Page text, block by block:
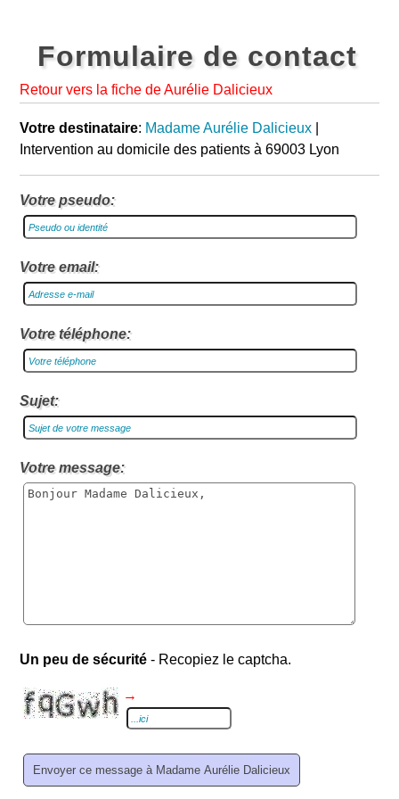
Formulaire de contact
Retour vers la fiche de Aurélie Dalicieux
Votre destinataire: Madame Aurélie Dalicieux
Intervention au domicile des patients à 69003 Lyon
Votre pseudo:
Votre email:
Votre téléphone:
Sujet:
Votre message:
Un peu de sécurité - Recopiez le captcha.
→